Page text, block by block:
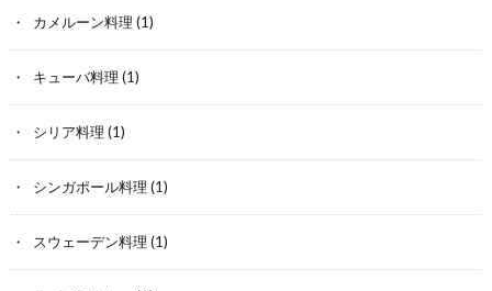
カメルーン料理 (1)
キューバ料理 (1)
シリア料理 (1)
シンガポール料理 (1)
スウェーデン料理 (1)